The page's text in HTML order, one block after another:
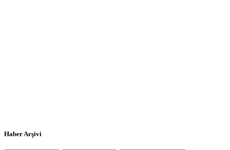
Haber Arşivi